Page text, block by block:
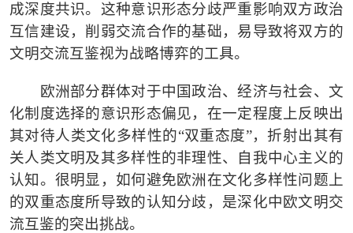
成深度共识。这种意识形态分歧严重影响双方政治
互信建设，削弱交流合作的基础，易导致将双方的
文明交流互鉴视为战略博弈的工具。
欧洲部分群体对于中国政治、经济与社会、文
化制度选择的意识形态偏见，在一定程度上反映出
其对待人类文化多样性的“双重态度”，折射出其有
关人类文明及其多样性的非理性、自我中心主义的
认知。很明显，如何避免欧洲在文化多样性问题上
的双重态度所导致的认知分歧，是深化中欧文明交
流互鉴的突出挑战。